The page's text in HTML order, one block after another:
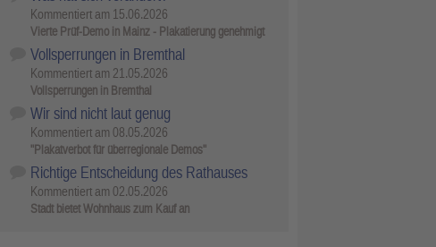
Kommentiert am 15.06.2026
Vierte Prüf-Demo in Mainz - Plakatierung genehmigt
Vollsperrungen in Bremthal
Kommentiert am 21.05.2026
Vollsperrungen in Bremthal
Wir sind nicht laut genug
Kommentiert am 08.05.2026
"Plakatverbot für überregionale Demos"
Richtige Entscheidung des Rathauses
Kommentiert am 02.05.2026
Stadt bietet Wohnhaus zum Kauf an